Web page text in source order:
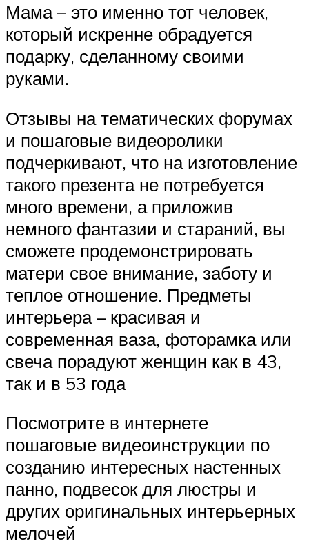
Мама – это именно тот человек,
который искренне обрадуется
подарку, сделанному своими
руками.
Отзывы на тематических форумах
и пошаговые видеоролики
подчеркивают, что на изготовление
такого презента не потребуется
много времени, а приложив
немного фантазии и стараний, вы
сможете продемонстрировать
матери свое внимание, заботу и
теплое отношение. Предметы
интерьера – красивая и
современная ваза, фоторамка или
свеча порадуют женщин как в 43,
так и в 53 года
Посмотрите в интернете
пошаговые видеоинструкции по
созданию интересных настенных
панно, подвесок для люстры и
других оригинальных интерьерных
мелочей